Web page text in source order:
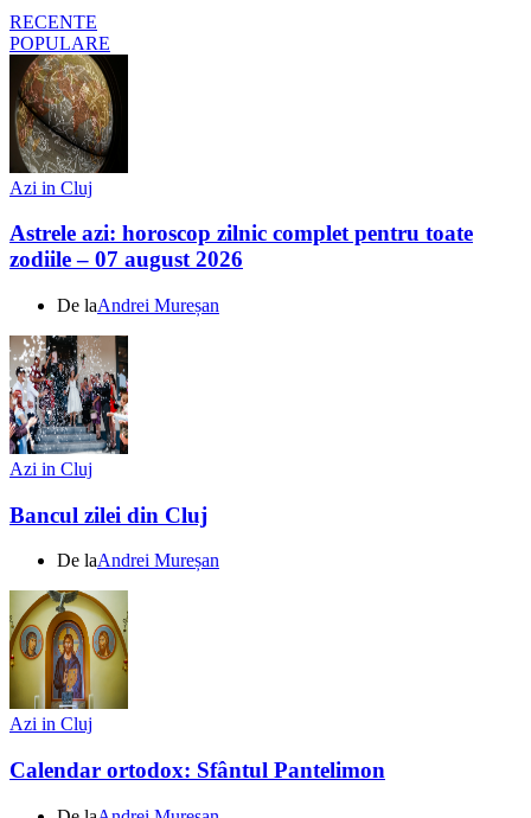
RECENTE
POPULARE
Azi in Cluj
Astrele azi: horoscop zilnic complet pentru toate
zodiile – 07 august 2026
De laAndrei Mureșan
Azi in Cluj
Bancul zilei din Cluj
De laAndrei Mureșan
Azi in Cluj
Calendar ortodox: Sfântul Pantelimon